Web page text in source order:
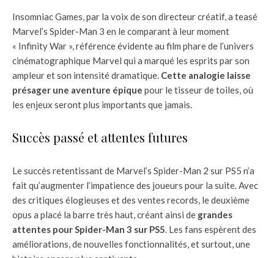
Insomniac Games, par la voix de son directeur créatif, a teasé
Marvel’s Spider-Man 3 en le comparant à leur moment
« Infinity War », référence évidente au film phare de l’univers
cinématographique Marvel qui a marqué les esprits par son
ampleur et son intensité dramatique. Cette analogie laisse
présager une aventure épique pour le tisseur de toiles, où
les enjeux seront plus importants que jamais.
Succès passé et attentes futures
Le succès retentissant de Marvel’s Spider-Man 2 sur PS5 n’a
fait qu’augmenter l’impatience des joueurs pour la suite. Avec
des critiques élogieuses et des ventes records, le deuxième
opus a placé la barre très haut, créant ainsi de grandes
attentes pour Spider-Man 3 sur PS5. Les fans espèrent des
améliorations, de nouvelles fonctionnalités, et surtout, une